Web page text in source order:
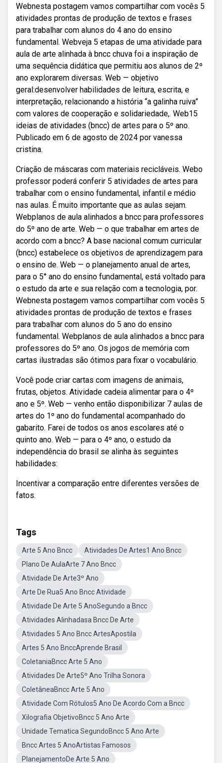
Webnesta postagem vamos compartilhar com vocês 5
atividades prontas de produção de textos e frases
para trabalhar com alunos do 4 ano do ensino
fundamental. Webveja 5 etapas de uma atividade para
aula de arte alinhada à bncc chuva foi a inspiração de
uma sequência didática que permitiu aos alunos de 2º
ano explorarem diversas. Web — objetivo
geral:desenvolver habilidades de leitura, escrita, e
interpretação, relacionando a história “a galinha ruiva”
com valores de cooperação e solidariedade,. Web15
ideias de atividades (bncc) de artes para o 5º ano.
Publicado em 6 de agosto de 2024 por vanessa
cristina.
Criação de máscaras com materiais recicláveis. Webo
professor poderá conferir 5 atividades de artes para
trabalhar com o ensino fundamental, infantil e médio
nas aulas. É muito importante que as aulas sejam.
Webplanos de aula alinhados a bncc para professores
do 5º ano de arte. Web — o que trabalhar em artes de
acordo com a bncc? A base nacional comum curricular
(bncc) estabelece os objetivos de aprendizagem para
o ensino de. Web — o planejamento anual de artes,
para o 5° ano do ensino fundamental, está voltado para
o estudo da arte e sua relação com a tecnologia, por.
Webnesta postagem vamos compartilhar com vocês 5
atividades prontas de produção de textos e frases
para trabalhar com alunos do 5 ano do ensino
fundamental. Webplanos de aula alinhados a bncc para
professores do 5º ano. Os jogos de memória com
cartas ilustradas são ótimos para fixar o vocabulário.
Você pode criar cartas com imagens de animais,
frutas, objetos. Atividade cadeia alimentar para o 4º
ano e 5º. Web — venho então disponibilizar 7 aulas de
artes do 1º ano do fundamental acompanhado do
gabarito. Farei de todos os anos escolares até o
quinto ano. Web — para o 4º ano, o estudo da
independência do brasil se alinha às seguintes
habilidades:
Incentivar a comparação entre diferentes versões de
fatos.
Tags
Arte 5 Ano Bncc
Atividades De Artes1 Ano Bncc
Plano De AulaArte 7 Ano Bncc
Atividade De Arte3º Ano
Arte De Rua5 Ano Bncc Atividade
Atividade De Arte 5 AnoSegundo a Bncc
Atividades Alinhadasa Bncc De Arte
Atividades 5 Ano Bncc ArtesApostila
Artes 5 Ano BnccAprende Brasil
ColetaniaBncc Arte 5 Ano
Atividades De Arte5º Ano Trilha Sonora
ColetâneaBncc Arte 5 Ano
Atividade Com Rótulos5 Ano De Acordo Com a Bncc
Xilografia ObjetivoBncc 5 Ano Arte
Unidade Tematica SegundoBncc 5 Ano Arte
Bncc Artes 5 AnoArtistas Famosos
PlanejamentoDe Arte 5 Ano